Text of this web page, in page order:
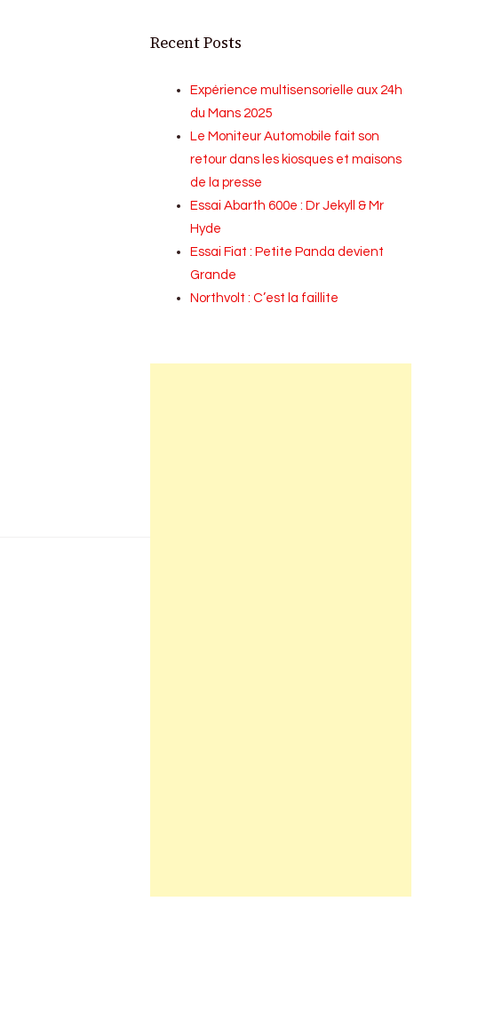
Recent Posts
Expérience multisensorielle aux 24h
du Mans 2025
Le Moniteur Automobile fait son
retour dans les kiosques et maisons
de la presse
Essai Abarth 600e : Dr Jekyll & Mr
Hyde
Essai Fiat : Petite Panda devient
Grande
Northvolt : C’est la faillite